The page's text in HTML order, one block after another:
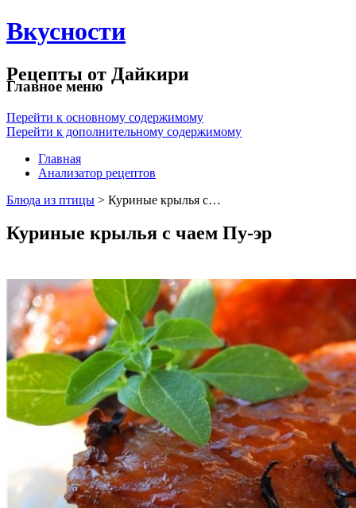
Вкусности
Рецепты от Дайкири
Главное меню
Перейти к основному содержимому
Перейти к дополнительному содержимому
Главная
Анализатор рецептов
Блюда из птицы > Куриные крылья с…
Куриные крылья с чаем Пу-эр